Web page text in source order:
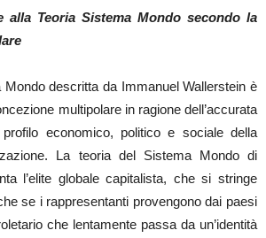
alla Teoria Sistema Mondo secondo la
descritta da Immanuel Wallerstein è
multipolare in ragione dell’accurata
economico, politico e sociale della
La teoria del Sistema Mondo di
l’elite globale capitalista, che si stringe
se i rappresentanti provengono dai paesi
che lentamente passa da un’identità